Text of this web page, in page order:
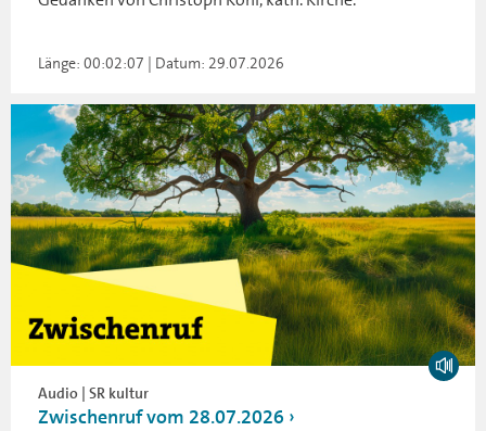
Länge: 00:02:07 | Datum: 29.07.2026
Audio | SR kultur
Zwischenruf vom 28.07.2026